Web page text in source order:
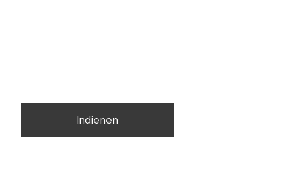
Indienen